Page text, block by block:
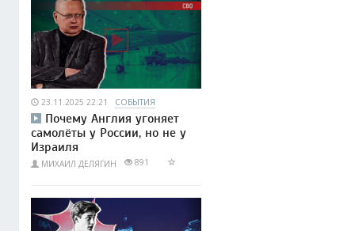
23.11.2025 22:21 СОБЫТИЯ
Почему Англия угоняет
самолёты у России, но не у
Израиля
МИХАИЛ ДЕЛЯГИН 891